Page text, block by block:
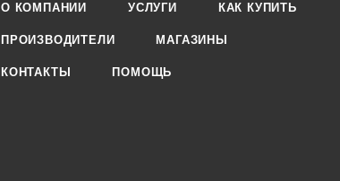
О КОМПАНИИ УСЛУГИ КАК КУПИТЬ
ПРОИЗВОДИТЕЛИ МАГАЗИНЫ
КОНТАКТЫ ПОМОЩЬ